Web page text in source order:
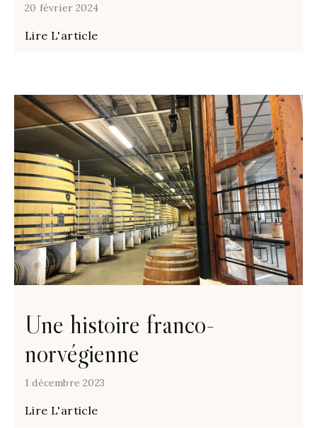
20 février 2024
Lire L'article
Une histoire franco-
norvégienne
1 décembre 2023
Lire L'article